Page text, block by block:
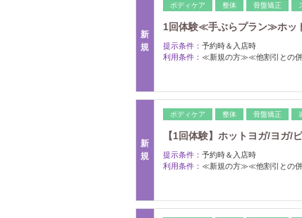
新
規
ボディケア 整体 骨盤矯正
1回体験≪手ぶらプラン≫ホ
提示条件： 予約時＆入店時
利用条件： ≪新規の方≫≪他割引との
新
規
ボディケア 整体 骨盤矯正
【1回体験】ホットヨガ/ヨ
提示条件： 予約時＆入店時
利用条件： ≪新規の方≫≪他割引との